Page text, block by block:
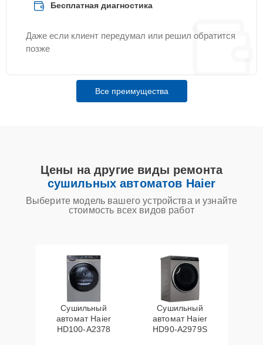
Бесплатная диагностика
Даже если клиент передумал или решил обратится
позже
Все преимущества
Цены на другие виды ремонта
сушильных автоматов Haier
Выберите модель вашего устройства и узнайте
стоимость всех видов работ
Сушильный
автомат Haier
HD100-A2378
Сушильный
автомат Haier
HD90-A2979S